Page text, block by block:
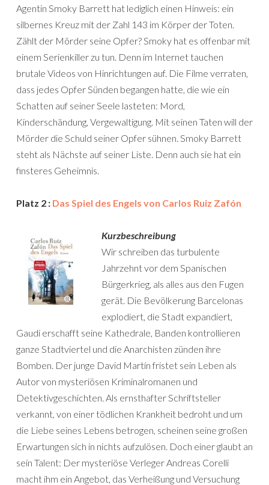
Agentin Smoky Barrett hat lediglich einen Hinweis: ein
silbernes Kreuz mit der Zahl 143 im Körper der Toten.
Zählt der Mörder seine Opfer? Smoky hat es offenbar mit
einem Serienkiller zu tun. Denn im Internet tauchen
brutale Videos von Hinrichtungen auf. Die Filme verraten,
dass jedes Opfer Sünden begangen hatte, die wie ein
Schatten auf seiner Seele lasteten: Mord,
Kinderschändung, Vergewaltigung. Mit seinen Taten will der
Mörder die Schuld seiner Opfer sühnen. Smoky Barrett
steht als Nächste auf seiner Liste. Denn auch sie hat ein
finsteres Geheimnis.
Platz 2 : Das Spiel des Engels von Carlos Ruiz Zafón
Kurzbeschreibung
Wir schreiben das turbulente
Jahrzehnt vor dem Spanischen
Bürgerkrieg, als alles aus den Fugen
gerät. Die Bevölkerung Barcelonas
explodiert, die Stadt expandiert,
Gaudí erschafft seine Kathedrale, Banden kontrollieren
ganze Stadtviertel und die Anarchisten zünden ihre
Bomben. Der junge David Martín fristet sein Leben als
Autor von mysteriösen Kriminalromanen und
Detektivgeschichten. Als ernsthafter Schriftsteller
verkannt, von einer tödlichen Krankheit bedroht und um
die Liebe seines Lebens betrogen, scheinen seine großen
Erwartungen sich in nichts aufzulösen. Doch einer glaubt an
sein Talent: Der mysteriöse Verleger Andreas Corelli
macht ihm ein Angebot, das Verheißung und Versuchung